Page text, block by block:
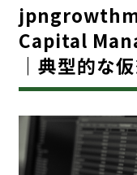
Capital
｜典型的な